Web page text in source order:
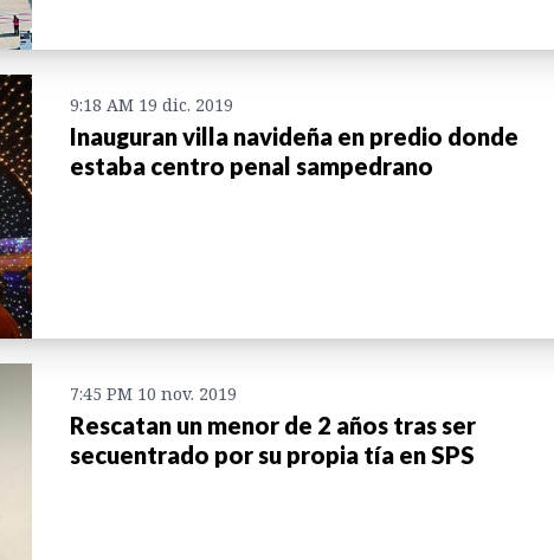
9:18 AM 19 dic. 2019
Inauguran villa navideña en predio donde
estaba centro penal sampedrano
7:45 PM 10 nov. 2019
Rescatan un menor de 2 años tras ser
secuentrado por su propia tía en SPS